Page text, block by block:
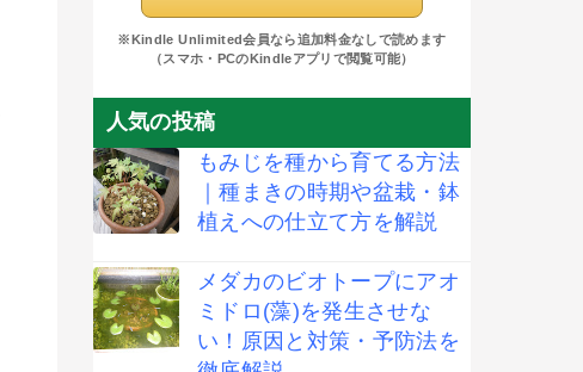
※Kindle Unlimited会員なら追加料金なしで読めます
（スマホ・PCのKindleアプリで閲覧可能）
人気の投稿
もみじを種から育てる方法
｜種まきの時期や盆栽・鉢
植えへの仕立て方を解説
メダカのビオトープにアオ
ミドロ(藻)を発生させな
い！原因と対策・予防法を